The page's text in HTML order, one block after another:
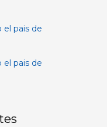
el pais de
el pais de